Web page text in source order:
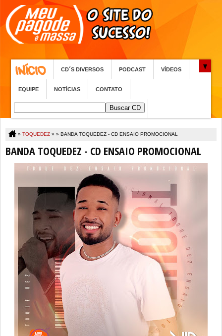
CD´S DIVERSOS PODCAST VÍDEOS
EQUIPE NOTÍCIAS CONTATO
» TOQUEDEZ » » BANDA TOQUEDEZ - CD ENSAIO PROMOCIONAL
BANDA TOQUEDEZ - CD ENSAIO PROMOCIONAL